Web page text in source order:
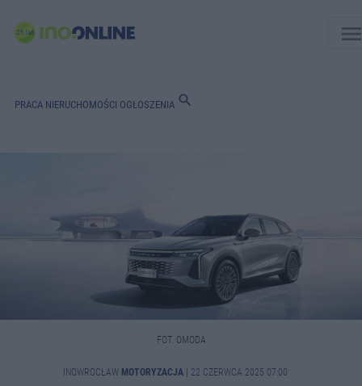
PRACA NIERUCHOMOŚCI OGŁOSZENIA search
FOT. OMODA
INOWROCŁAW MOTORYZACJA 22 CZERWCA 2025 07:00